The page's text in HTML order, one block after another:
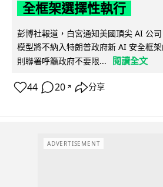
全框架選擇性執行
彭博社報道，白宮通知美國頂尖 AI 公
模型將不納入特朗普政府新 AI 安全框
則聯署呼籲政府不要限...
閱讀全文
44 20 ↗ 分享
ADVERTISEMENT